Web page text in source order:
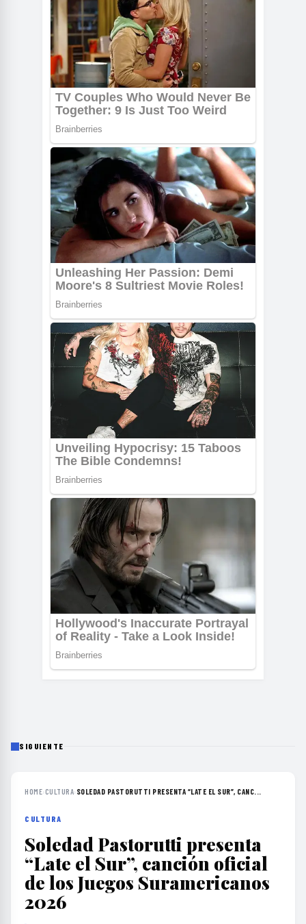
SIGUIENTE
HOME›CULTURA› SOLEDAD PASTORUTTI PRESENTA “LATE EL SUR”, CANC...
CULTURA
Soledad Pastorutti presenta
“Late el Sur”, canción oficial
de los Juegos Suramericanos
2026